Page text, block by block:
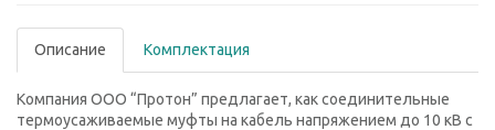
Описание Комплектация
Компания ООО “Протон” предлагает, как соединительные
термоусаживаемые муфты на кабель напряжением до 10 кВ с